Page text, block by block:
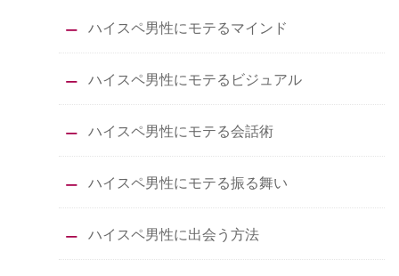
ハイスペ男性にモテるマインド
ハイスペ男性にモテるビジュアル
ハイスペ男性にモテる会話術
ハイスペ男性にモテる振る舞い
ハイスペ男性に出会う方法